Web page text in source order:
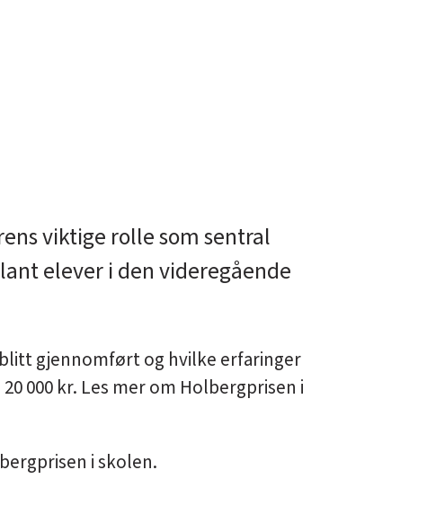
viktige rolle som sentral
elever i den videregående
gjennomført og hvilke erfaringer
000 kr. Les mer om Holbergprisen i
i skolen.